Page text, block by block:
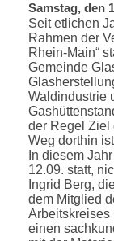
Samstag, den
Seit etlichen
Rahmen der
Rhein-Main“
Gemeinde
Waldindustrie
der Regel Ziel
Weg dorthin
In diesem
12.09. statt,
Ingrid Berg,
dem Mitglied
Arbeitskreises
einen